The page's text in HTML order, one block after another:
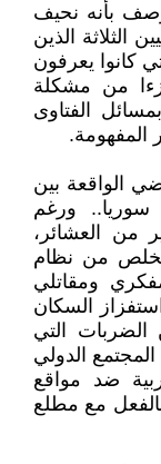
بأنه نحيف
الثلاثة الذين
كانوا يعرفون
من مشكلة
الفتاوى
المفهومة.
الواقعة بين
ورغم
من العشائر،
من نظام
ومقاتلي
السكان
الضربات التي
الدولي
ضد مواقع
مع مطلع